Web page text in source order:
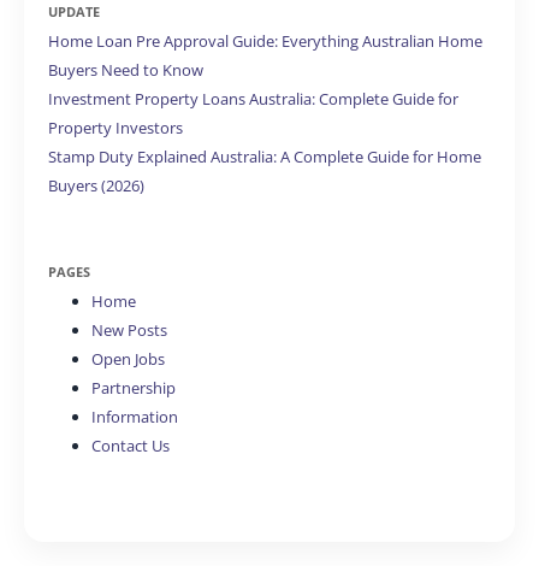
UPDATE
Home Loan Pre Approval Guide: Everything Australian Home
Buyers Need to Know
Investment Property Loans Australia: Complete Guide for
Property Investors
Stamp Duty Explained Australia: A Complete Guide for Home
Buyers (2026)
PAGES
Home
New Posts
Open Jobs
Partnership
Information
Contact Us